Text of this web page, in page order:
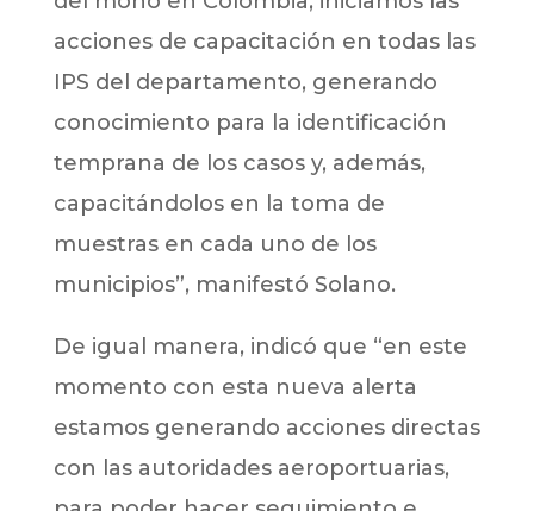
acciones de capacitación en todas las
IPS del departamento, generando
conocimiento para la identificación
temprana de los casos y, además,
capacitándolos en la toma de
muestras en cada uno de los
municipios”, manifestó Solano.
De igual manera, indicó que “en este
momento con esta nueva alerta
estamos generando acciones directas
con las autoridades aeroportuarias,